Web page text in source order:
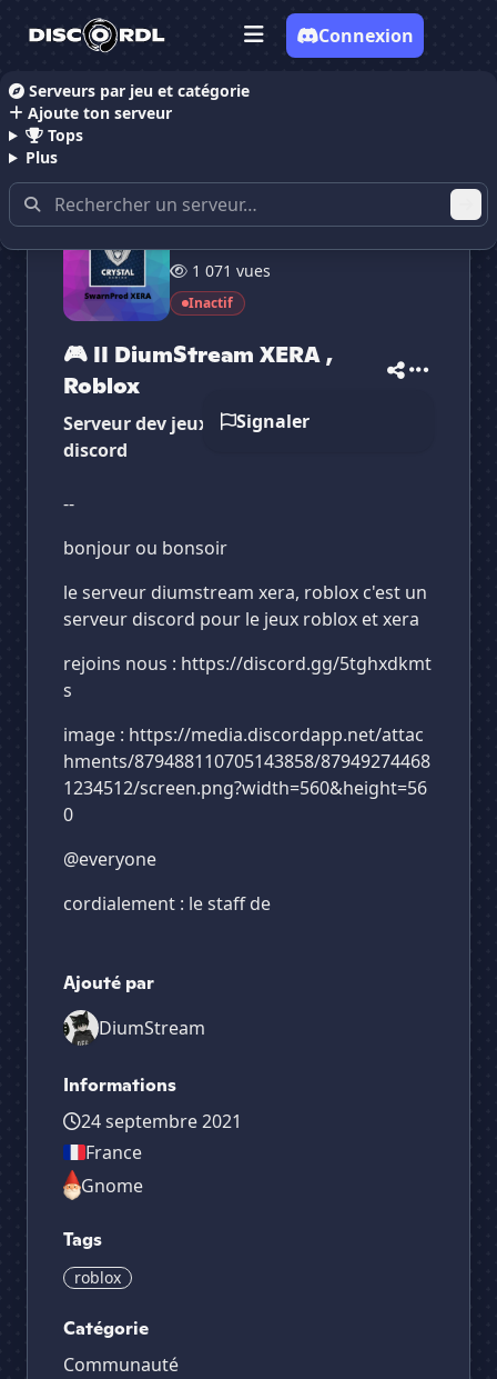
Serveurs par jeu et catégorie
Ajoute ton serveur
Tops
Plus
Connexion
Accueil Serveurs Discord Communauté
1 071 vues
Inactif
🎮 II DiumStream XERA ,
Roblox
Signaler
Serveur dev jeux roblox et dev de bot
discord
--
bonjour ou bonsoir
le serveur diumstream xera, roblox c'est un
serveur discord pour le jeux roblox et xera
rejoins nous : https://discord.gg/5tghxdkmt
s
image : https://media.discordapp.net/attac
hments/879488110705143858/87949274468
1234512/screen.png?width=560&height=56
0
@everyone
cordialement : le staff de
Ajouté par
DiumStream
Informations
24 septembre 2021
France
Gnome
Tags
roblox
Catégorie
Communauté
Vote pour🎮 II DiumStream ...
🎮 II DiumStrea...
serveur ?
Supprimer
🎮 II DiumStream ...